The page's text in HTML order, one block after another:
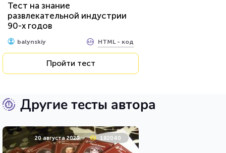
Тест на знание
развлекательной индустрии
90-х годов
balynskiy HTML - код
Пройти тест
Другие тесты автора
20 августа 2020 182040